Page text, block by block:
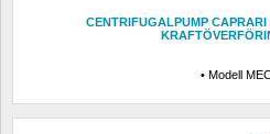
CENTRIFUGALPUMP
• Modell